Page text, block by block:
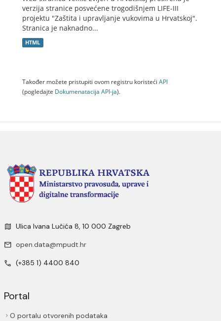
verzija stranice posvećene trogodišnjem LIFE-III
projektu "Zaštita i upravljanje vukovima u Hrvatskoj".
Stranica je naknadno...
HTML
Također možete pristupiti ovom registru koristeći API
(pogledajte Dokumenаtаcijа API-jа).